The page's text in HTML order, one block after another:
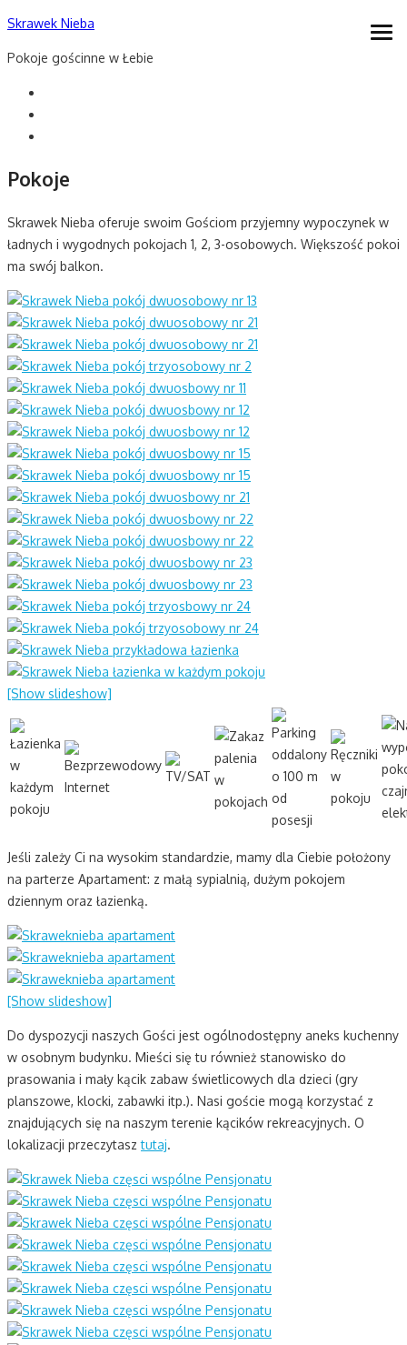
Skip
content
Skrawek Nieba
Pokoje gościnne w Łebie
open
Pokoje
Skrawek Nieba oferuje swoim Gościom przyjemny wypoczynek w
ładnych i wygodnych pokojach 1, 2, 3-osobowych. Większość pokoi
ma swój balkon.
[Show slideshow]
Jeśli zależy Ci na wysokim standardzie, mamy dla Ciebie położony
na parterze Apartament: z małą sypialnią, dużym pokojem
dziennym oraz łazienką.
[Show slideshow]
Do dyspozycji naszych Gości jest ogólnodostępny aneks kuchenny
w osobnym budynku. Mieści się tu również stanowisko do
prasowania i mały kącik zabaw świetlicowych dla dzieci (gry
planszowe, klocki, zabawki itp.). Nasi goście mogą korzystać z
znajdujących się na naszym terenie kącików rekreacyjnych. O
lokalizacji przeczytasztutaj.